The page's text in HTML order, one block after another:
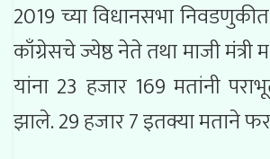
2019 च्या विधानसभा
काँग्रेसचे ज्येष्ठ नेते तथा माजी
यांना 23 हजार 169 मतांनी
झाले. 29 हजार 7 इतक्या मताने